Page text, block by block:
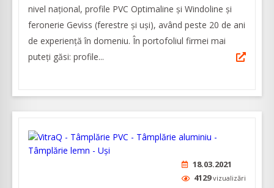
nivel național, profile PVC Optimaline și Windoline și
feronerie Geviss (ferestre și uși), având peste 20 de ani
de experiență în domeniu. În portofoliul firmei mai
puteți găsi: profile...
18.03.2021
4129vizualizări